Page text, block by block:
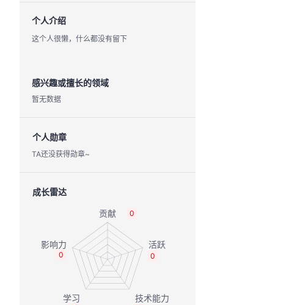
个人介绍
这个人很懒，什么都没有留下
感兴趣或擅长的领域
暂无数据
个人勋章
TA还没获得勋章~
成长雷达
0
0
0